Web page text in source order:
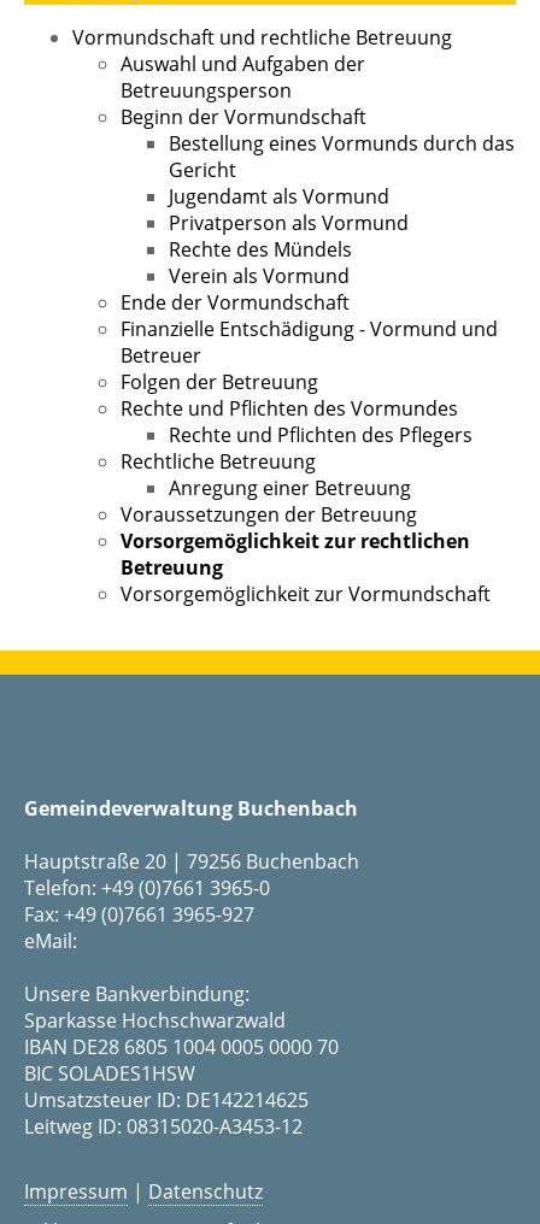
Vormundschaft und rechtliche Betreuung
Auswahl und Aufgaben der
Betreuungsperson
Beginn der Vormundschaft
Bestellung eines Vormunds durch das
Gericht
Jugendamt als Vormund
Privatperson als Vormund
Rechte des Mündels
Verein als Vormund
Ende der Vormundschaft
Finanzielle Entschädigung - Vormund und
Betreuer
Folgen der Betreuung
Rechte und Pflichten des Vormundes
Rechte und Pflichten des Pflegers
Rechtliche Betreuung
Anregung einer Betreuung
Voraussetzungen der Betreuung
Vorsorgemöglichkeit zur rechtlichen
Betreuung
Vorsorgemöglichkeit zur Vormundschaft
Gemeindeverwaltung Buchenbach
Hauptstraße 20 | 79256 Buchenbach
Telefon: +49 (0)7661 3965-0
Fax: +49 (0)7661 3965-927
eMail:
Unsere Bankverbindung:
Sparkasse Hochschwarzwald
IBAN DE28 6805 1004 0005 0000 70
BIC SOLADES1HSW
Umsatzsteuer ID: DE142214625
Leitweg ID: 08315020-A3453-12
Impressum | Datenschutz